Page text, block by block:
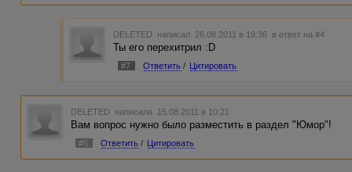
DELETED написал 26.08.2011 в 19:36 в ответ на #4
Ты его перехитрил :D
#7 Ответить / Цитировать
DELETED написала 15.08.2011 в 10:21
Вам вопрос нужно было разместить в раздел "Юмор"!
#5 Ответить / Цитировать